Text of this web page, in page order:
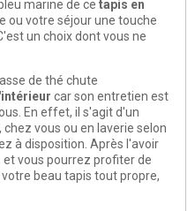
marine de ce tapis en
ou votre séjour une touche
un choix dont vous ne
de thé chute
car son entretien est
En effet, il s'agit d'un
chez vous ou en laverie selon
à disposition. Après l'avoir
et vous pourrez profiter de
beau tapis tout propre,